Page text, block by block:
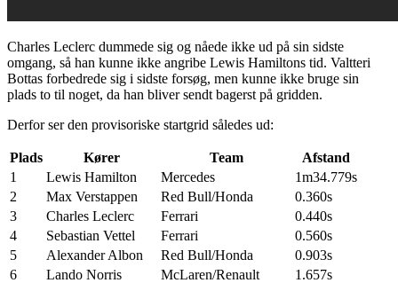
Charles Leclerc dummede sig og nåede ikke ud på sin sidste
omgang, så han kunne ikke angribe Lewis Hamiltons tid. Valtteri
Bottas forbedrede sig i sidste forsøg, men kunne ikke bruge sin
plads to til noget, da han bliver sendt bagerst på gridden.
Derfor ser den provisoriske startgrid således ud:
Plads Kører Team
Afstand
1
Lewis Hamilton Mercedes
1m34.779s
2
Max Verstappen Red Bull/Honda
0.360s
3
Charles Leclerc Ferrari
0.440s
4
Sebastian Vettel Ferrari
0.560s
5
Alexander Albon Red Bull/Honda
0.903s
6
Lando Norris McLaren/Renault
1.657s